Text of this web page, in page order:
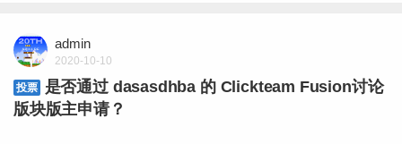
admin
2020-10-10
投票
是否通过 dasasdhba 的 Clickteam Fusion讨论
版块版主申请？